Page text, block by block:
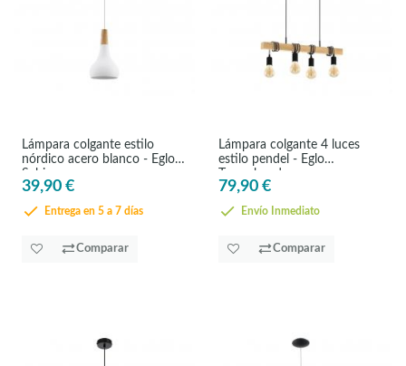
Lámpara colgante estilo
nórdico acero blanco - Eglo
Sabinar
39,90 €
Entrega en 5 a 7 días
Comparar
Lámpara colgante 4 luces
estilo pendel - Eglo
Townshend
79,90 €
Envío Inmediato
Comparar